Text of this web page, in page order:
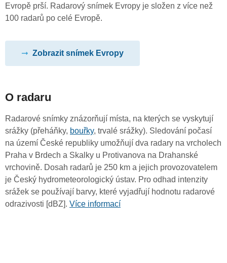
Evropě prší. Radarový snímek Evropy je složen z více než
100 radarů po celé Evropě.
Zobrazit snímek Evropy
O radaru
Radarové snímky znázorňují místa, na kterých se vyskytují
srážky (přeháňky, bouřky, trvalé srážky). Sledování počasí
na území České republiky umožňují dva radary na vrcholech
Praha v Brdech a Skalky u Protivanova na Drahanské
vrchovině. Dosah radarů je 250 km a jejich provozovatelem
je Český hydrometeorologický ústav. Pro odhad intenzity
srážek se používají barvy, které vyjadřují hodnotu radarové
odrazivosti [dBZ]. Více informací